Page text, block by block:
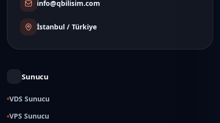
info@qbilisim.com
İstanbul / Türkiye
Sunucu
VDS Sunucu
VPS Sunucu